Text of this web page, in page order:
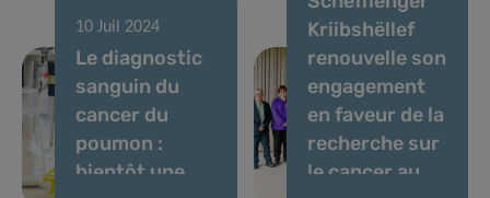
10 Juil 2024
Le diagnostic
sanguin du
cancer du
poumon :
bientôt une
Kriibshëllef
renouvelle son
engagement
en faveur de la
recherche sur
le cancer au